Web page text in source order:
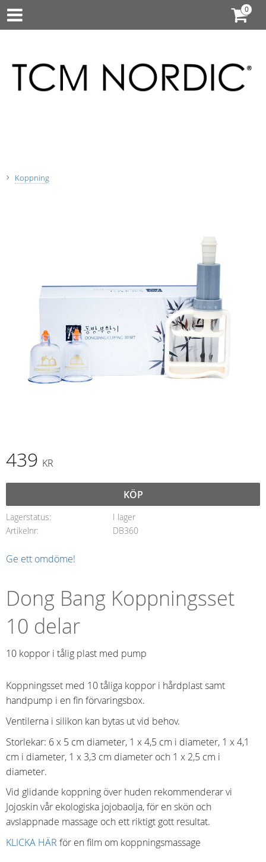
Koppning
439 KR
KÖP
Lagerstatus
I lager
Artikelnr
DB360
Ge ett omdöme!
Dong Bang Koppningsset
10 delar
10 koppor i tålig plast med pump
Koppningsset med 10 tåliga koppor i hårdplast samt
handpump i en fin förvaringsbox.
Ventilerna i silikon kan bytas ut vid behov.
Storlekar: 6 x 5 cm diameter, 1 x 4,5 cm i diameter, 1 x 4,1
cm i diameter, 1 x 3,3 cm diameter och 1 x 2,5 cm i
diameter.
Vid glidande koppning över huden rekommenderar vi
Jojoskin vår ekologiska jojobaolja, för en skön och
avslappnade massage och ett riktigt gott resultat.
KLICKA HÄR för en film om koppningsmassage